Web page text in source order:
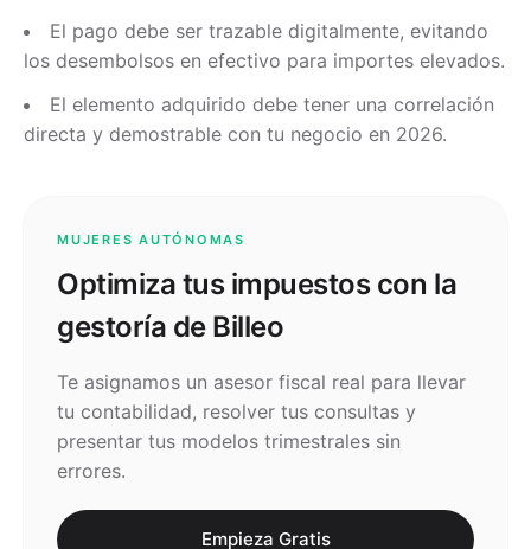
El pago debe ser trazable digitalmente, evitando
los desembolsos en efectivo para importes elevados.
El elemento adquirido debe tener una correlación
directa y demostrable con tu negocio en 2026.
MUJERES AUTÓNOMAS
Optimiza tus impuestos con la
gestoría de Billeo
Te asignamos un asesor fiscal real para llevar
tu contabilidad, resolver tus consultas y
presentar tus modelos trimestrales sin
errores.
Empieza Gratis